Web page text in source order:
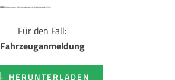
Für den Fall:
Fahrzeuganmeldung
HERUNTERLADEN